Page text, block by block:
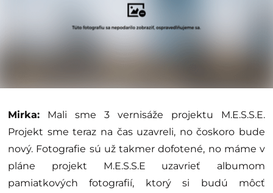
Mirka: Mali sme 3 vernisáže projektu M.E.S.S.E.
Projekt sme teraz na čas uzavreli, no čoskoro bude
nový. Fotografie sú už takmer dofotené, no máme v
pláne projekt M.E.S.S.E uzavrieť albumom
pamiatkových fotografií, ktorý si budú môcť